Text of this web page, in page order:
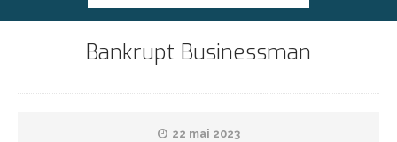
Bankrupt Businessman
22 mai 2023